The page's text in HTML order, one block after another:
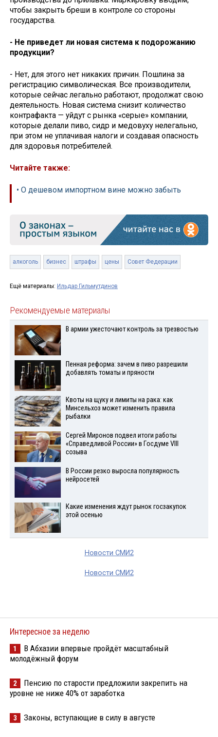
чтобы закрыть бреши в контроле со стороны
государства.
- Не приведет ли новая система к подорожанию
продукции?
- Нет, для этого нет никаких причин. Пошлина за
регистрацию символическая. Все производители,
которые сейчас легально работают, продолжат свою
деятельность. Новая система снизит количество
контрафакта — уйдут с рынка «серые» компании,
которые делали пиво, сидр и медовуху нелегально,
при этом не уплачивая налоги и создавая опасность
для здоровья потребителей.
Читайте также:
• О дешевом импортном вине можно забыть
алкоголь бизнес штрафы цены Совет Федерации
Ещё материалы: Ильдар Гильмутдинов
Рекомендуемые материалы
В армии ужесточают контроль за трезвостью
Пенная реформа: зачем в пиво разрешили
добавлять томаты и пряности
Квоты на щуку и лимиты на рака: как
Минсельхоз может изменить правила
рыбалки
Сергей Миронов подвел итоги работы
«Справедливой России» в Госдуме VIII
созыва
В России резко выросла популярность
нейросетей
Какие изменения ждут рынок госзакупок
этой осенью
Новости СМИ2
Новости СМИ2
Интересное за неделю
1
В Абхазии впервые пройдёт масштабный
молодёжный форум
2
Пенсию по старости предложили закрепить на
уровне не ниже 40% от заработка
3 Законы, вступающие в силу в августе